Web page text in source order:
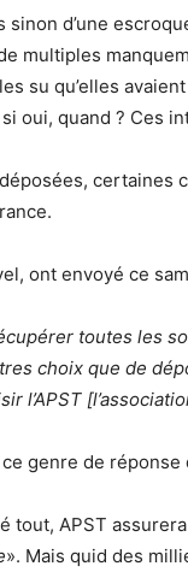
d’une
multiples
su qu’elles
oui, quand ? Ces
certaines
ont envoyé ce
toutes les
choix que de
l’APST
genre de
tout, APST
». Mais quid des